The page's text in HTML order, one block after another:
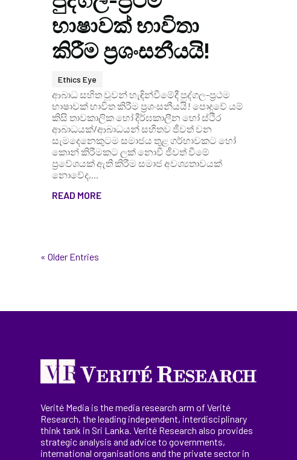
භාෂාවක් භාවිතා
කිරීම ප්‍රශංසනීයයි!
Ethics Eye
ආබාධ සහිත වූවන් හැඳින්වීමේදී පුද්ගල-ප්‍රථම
භාෂාවක් භාවිත කිරීම ප්‍රශංසනීයයි! පොදුවේ යම්
කිසි තාවකාලික හෝ දීර්ඝකාලීන හෝ ස්ථිර
ආබාධයක්/ආබාධයන් සහිතව ජීවත් වන
සැමදෙනෙකුටම සමාජය තුළ ගර්හාවකට හෝ
කොන් කිරීමකට ලක් නොවී ජීවත් වීමේ
ප්‍රවේශයක් ඇති කිරීම සමාජ අවශ්‍යතාවයක්
නොවේද,...
READ MORE
« Older Entries
Verité Media is the media research arm of Verité
Research, theleading independent, interdisciplinary
think tank in Sri Lanka. Verité Research also provides
strategic analysis and advice to governments,
internationalorganisations and the private sector in